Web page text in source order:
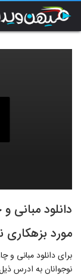
دانلود مبانی
مورد بزهکاری
برای دانلود مبانی و
نوجوانان به ادرس